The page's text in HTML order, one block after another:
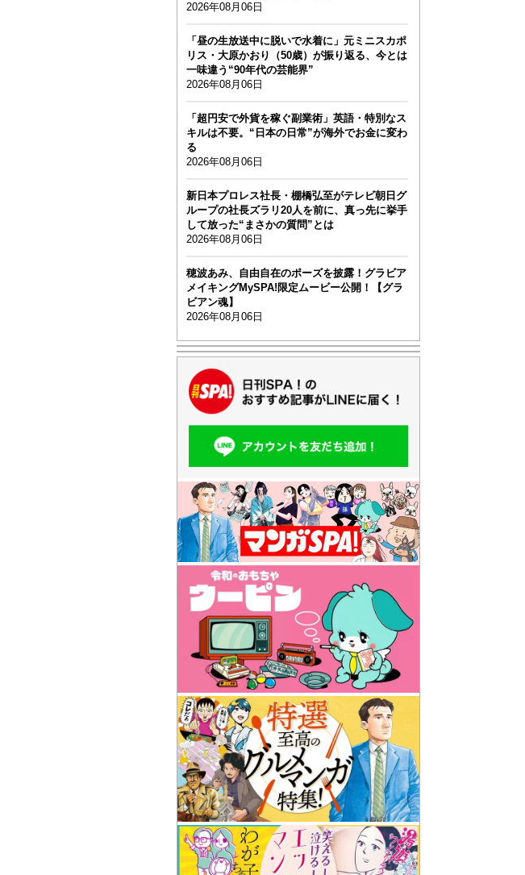
2026年08月06日
「昼の生放送中に脱いで水着に」元ミニスカポ
リス・大原かおり（50歳）が振り返る、今とは
一味違う“90年代の芸能界”
2026年08月06日
「超円安で外貨を稼ぐ副業術」英語・特別なス
キルは不要。“日本の日常”が海外でお金に変わ
る
2026年08月06日
新日本プロレス社長・棚橋弘至がテレビ朝日グ
ループの社長ズラリ20人を前に、真っ先に挙手
して放った“まさかの質問”とは
2026年08月06日
穂波あみ、自由自在のポーズを披露！グラビア
メイキングMySPA!限定ムービー公開！【グラ
ビアン魂】
2026年08月06日